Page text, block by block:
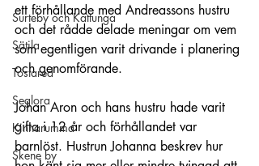
Surteby och Kattunga
Sätila
Tostared
Seglora
Kinnarumma
Skene by
ett förhållande med Andreassons hustru
och det rådde delade meningar om vem
som egentligen varit drivande i planering
och genomförande.
Johan Aron och hans hustru hade varit
gifta i 12 år och förhållandet var
barnlöst. Hustrun Johanna beskrev hur